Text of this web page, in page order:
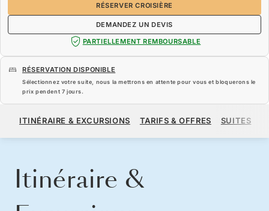
RÉSERVER CROISIÈRE
DEMANDEZ UN DEVIS
PARTIELLEMENT REMBOURSABLE
RÉSERVATION DISPONIBLE
Sélectionnez votre suite, nous la mettrons en attente pour vous et bloquerons le
prix pendent 7 jours.
À PARTIR DE 7 040 $US
ITINÉRAIRE & EXCURSIONS TARIFS & OFFRES SUITES
Itinéraire &